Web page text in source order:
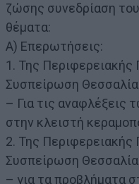
ζώσης συνεδρίαση
θέματα:
Α) Επερωτήσεις:
1. Της Περιφερειακής
Συσπείρωση
– Για τις αναφλέξεις
στην κλειστή
2. Της Περιφερειακής
Συσπείρωση
– για τα προβλήματα